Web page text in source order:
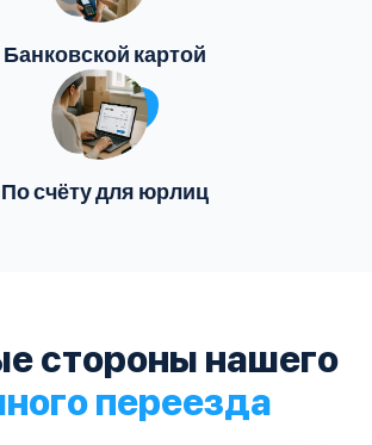
Банковской картой
По счёту для юрлиц
стороны нашего
переезда